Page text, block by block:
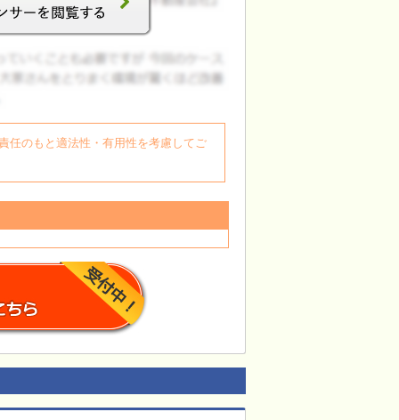
任のもと適法性・有用性を考慮してご